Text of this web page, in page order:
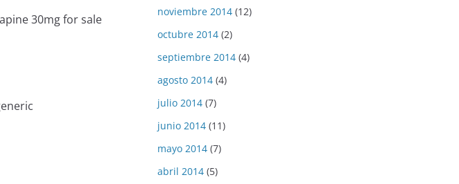
30mg for sale
noviembre 2014 (12)
octubre 2014 (2)
septiembre 2014 (4)
agosto 2014 (4)
julio 2014 (7)
junio 2014 (11)
mayo 2014 (7)
abril 2014 (5)